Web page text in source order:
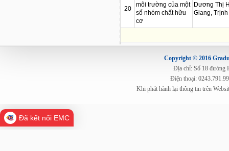
20
môi trường của một
số nhóm chất hữu
cơ
Dương Thị
Giang,
Copyright © 2016
Địa chỉ: Số 18 đường
Điện thoại:
Khi phát hành lại thông tin trên
Đã kết nối EMC